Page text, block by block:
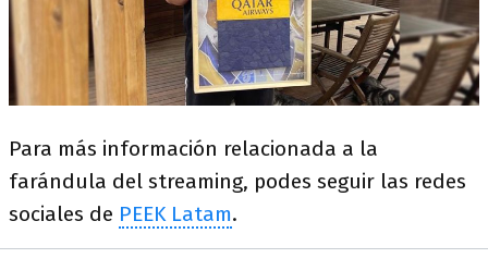
Para más información relacionada a la
farándula del streaming, podes seguir las redes
sociales de PEEK Latam.